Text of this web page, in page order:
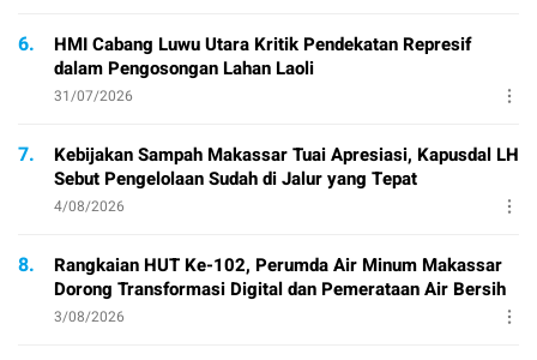
6.
HMI Cabang Luwu Utara Kritik Pendekatan Represif
dalam Pengosongan Lahan Laoli
31/07/2026
7.
Kebijakan Sampah Makassar Tuai Apresiasi, Kapusdal LH
Sebut Pengelolaan Sudah di Jalur yang Tepat
4/08/2026
8.
Rangkaian HUT Ke-102, Perumda Air Minum Makassar
Dorong Transformasi Digital dan Pemerataan Air Bersih
3/08/2026